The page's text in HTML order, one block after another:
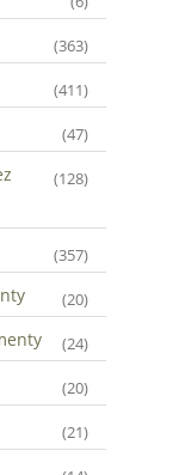
(363)
(411)
(47)
(128)
(357)
(20)
(24)
(20)
(21)